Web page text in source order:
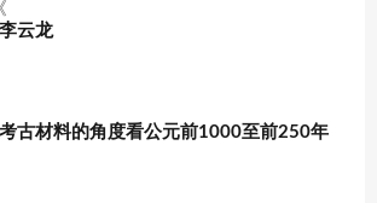
云龙
考古材料的角度看公元前1000至前250年